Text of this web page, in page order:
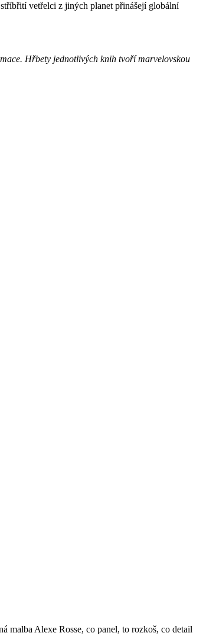
vetřelci z jiných planet přinášejí globální
Hřbety jednotlivých knih tvoří marvelovskou
malba Alexe Rosse, co panel, to rozkoš, co detail